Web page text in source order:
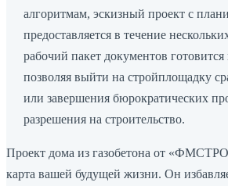
алгоритмам, эскизный проект с
предоставляется в течение
рабочий пакет документов
позволяя выйти на стройплощадку
или завершения бюрократических
разрешения на строительство.
Проект дома из газобетона от
карта вашей будущей жизни. Он